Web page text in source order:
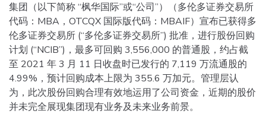
集团（以下简称 “枫华国际”或“公司”）（多伦多证券交易所
代码：MBA，OTCQX 国际版代码：MBAIF）宣布已获得多
伦多证券交易所 (“多伦多证券交易所”) 批准，进行股份回购
计划 (“NCIB”)，最多可回购 3,556,000 的普通股，约占截
至 2021 年 3 月 11 日收盘时已发行的 7,119 万流通股的
4.99%，预计回购成本上限为 355.6 万加元。管理层认
为，此次股份回购合理有效地运用了公司资金，近期的股价
并未完全展现集团现有业务及未来业务前景。